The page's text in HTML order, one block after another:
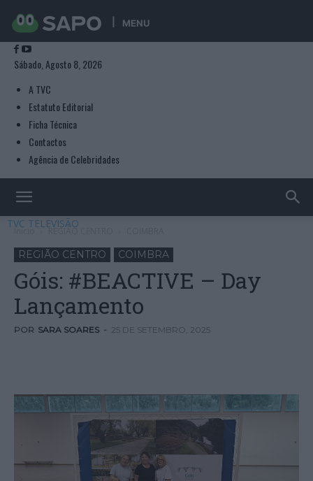
MENU
Sábado, Agosto 8, 2026
A TVC
Estatuto Editorial
Ficha Técnica
Contactos
Agência de Celebridades
TVC TELEVISÃO
Início REGIÃO CENTRO
REGIÃO CENTRO COIMBRA
Góis: #BEACTIVE – Day
Lançamento
POR SARA SOARES - 25 DE SETEMBRO, 2025